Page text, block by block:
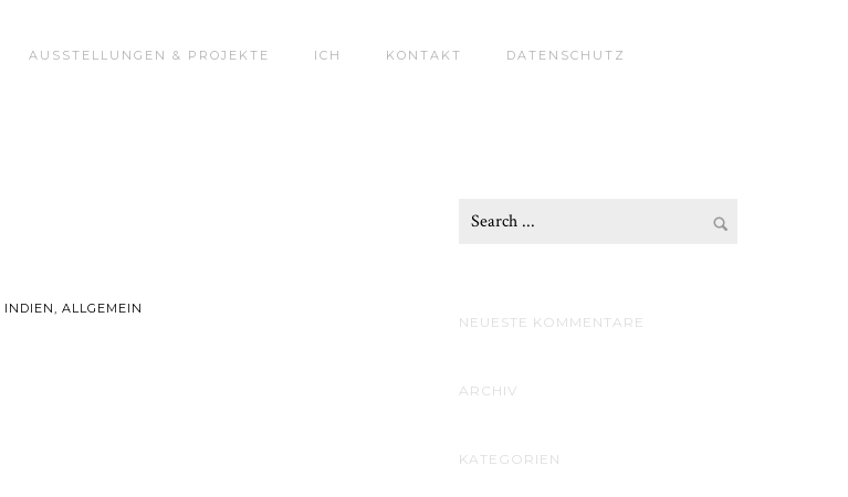
AUSSTELLUNGEN & PROJEKTE ICH KONTAKT DATENSCHUTZ
INDIEN, ALLGEMEIN
NEUESTE KOMMENTARE
ARCHIV
KATEGORIEN